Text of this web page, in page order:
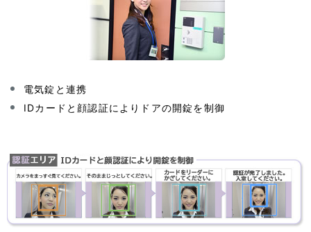
電気錠と連携
IDカードと顔認証によりドアの開錠を制御